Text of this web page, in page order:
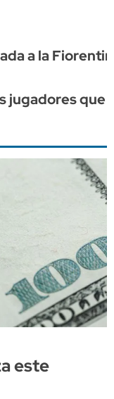
a la
jugadores que
este